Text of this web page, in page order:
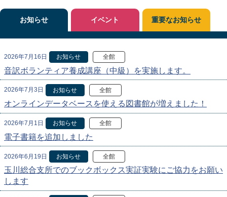
お知らせ
2026年7月16日 お知らせ 全館
音訳ボランティア養成講座（中級）を実施します。
2026年7月3日 お知らせ 全館
オンラインデータベースを使える図書館が増えました！
2026年7月1日 お知らせ 全館
電子書籍を追加しました
2026年6月19日 お知らせ 全館
玉川総合支所でのブックボックス実証実験にご協力をお願い
します
イベント 重要なお知らせ